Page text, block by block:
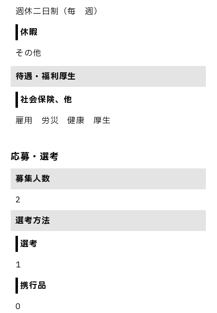
週休二日制（毎 週）
休暇
その他
待遇・福利厚生
社会保険、他
雇用 労災 健康 厚生
応募・選考
募集人数
2
選考方法
選考
1
携行品
0